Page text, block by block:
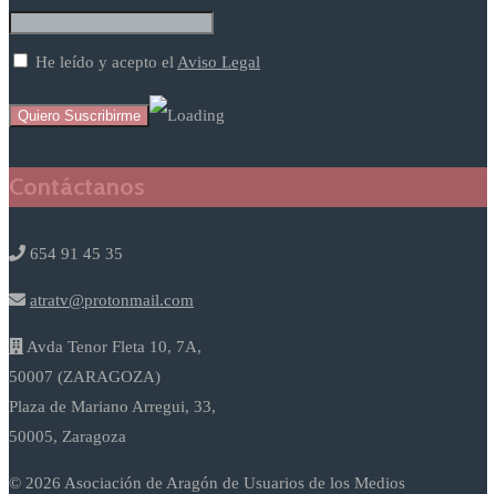
He leído y acepto el Aviso Legal
Contáctanos
654 91 45 35
atratv@protonmail.com
Avda Tenor Fleta 10, 7A,
50007 (ZARAGOZA)
Plaza de Mariano Arregui, 33,
50005, Zaragoza
© 2026 Asociación de Aragón de Usuarios de los Medios